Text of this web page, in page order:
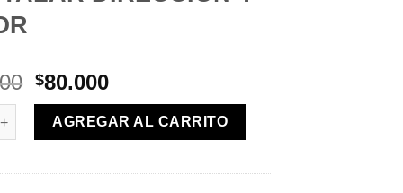
El
precio
original
era:
$120.000.
$80.000El
precio
actual
es:
$80.000.
CNC P/INSTALAR DIRECCION Y MOTOR cantidad
AGREGAR AL CARRITO